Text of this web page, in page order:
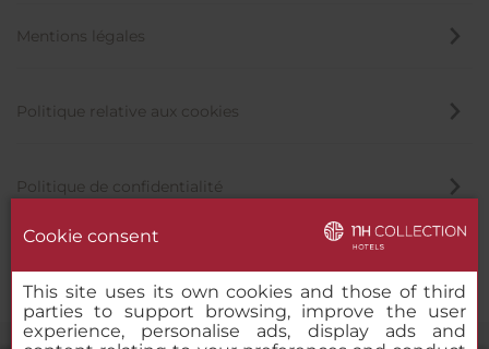
Mentions légales
Politique relative aux cookies
Politique de confidentialité
Cookie consent
This site uses its own cookies and those of third
parties to support browsing, improve the user
experience, personalise ads, display ads and